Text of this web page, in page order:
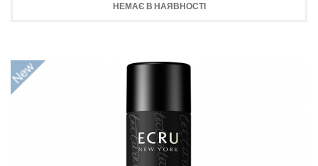
НЕМАЄ В НАЯВНОСТІ